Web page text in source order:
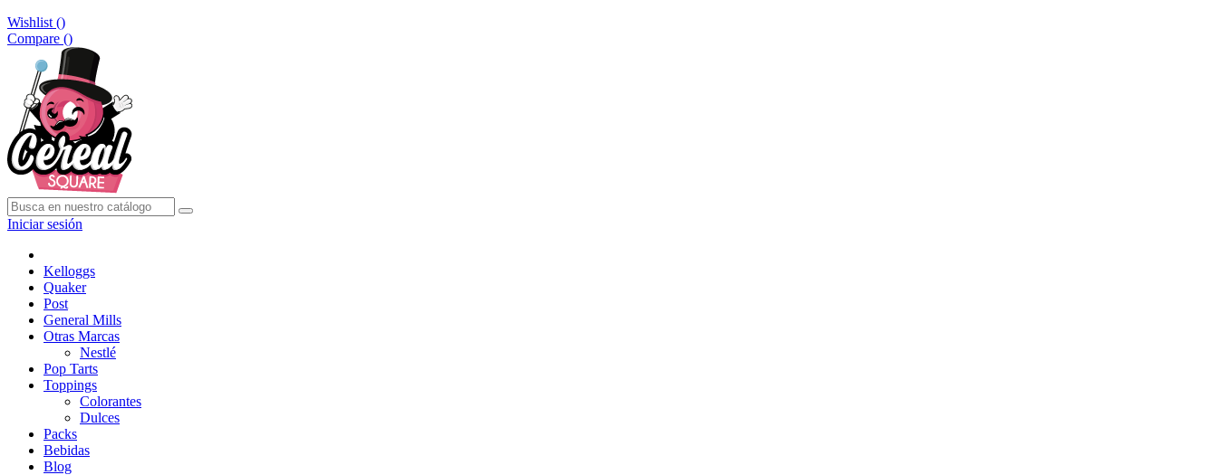
Wishlist ()
Compare ()
Iniciar sesión
Kelloggs
Quaker
Post
General Mills
Otras Marcas
Nestlé
Pop Tarts
Toppings
Colorantes
Dulces
Packs
Bebidas
Blog